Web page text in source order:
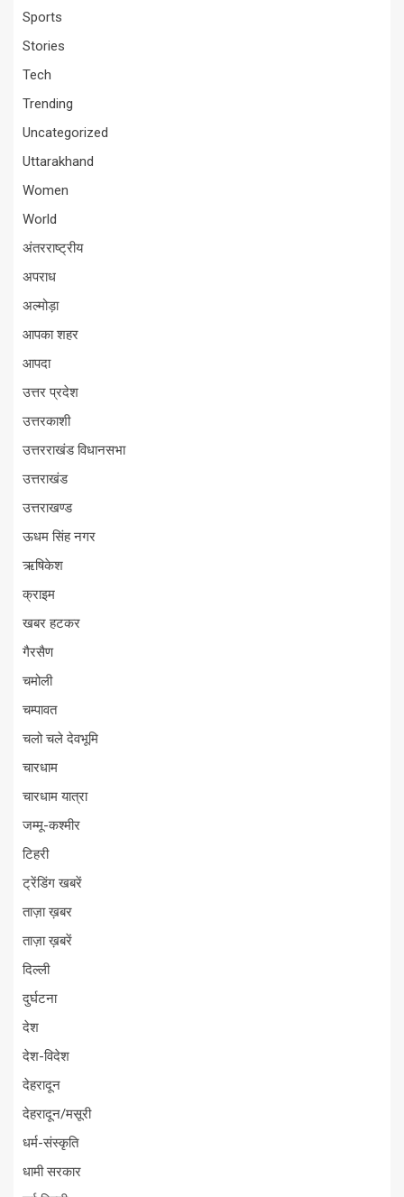
Sports
Stories
Tech
Trending
Uncategorized
Uttarakhand
Women
World
अंतरराष्ट्रीय
अपराध
अल्मोड़ा
आपका शहर
आपदा
उत्तर प्रदेश
उत्तरकाशी
उत्तरराखंड विधानसभा
उत्तराखंड
उत्तराखण्ड
ऊधम सिंह नगर
ऋषिकेश
क्राइम
खबर हटकर
गैरसैण
चमोली
चम्पावत
चलो चले देवभूमि
चारधाम
चारधाम यात्रा
जम्मू-कश्मीर
टिहरी
ट्रेंडिंग खबरें
ताज़ा ख़बर
ताज़ा ख़बरें
दिल्ली
दुर्घटना
देश
देश-विदेश
देहरादून
देहरादून/मसूरी
धर्म-संस्कृति
धामी सरकार